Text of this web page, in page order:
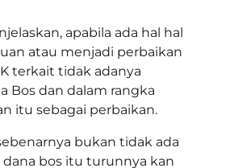
apabila ada hal hal
atau menjadi perbaikan
terkait tidak adanya
Bos dan dalam rangka
itu sebagai perbaikan.
bukan tidak ada
bos itu turunnya kan